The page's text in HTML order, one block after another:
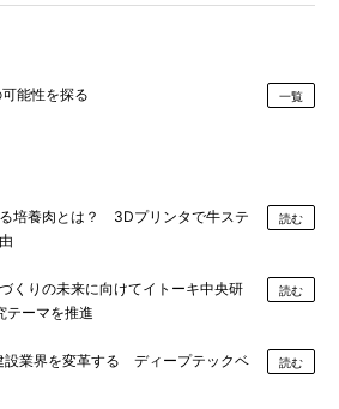
能性を探る 一覧
培養肉とは？ 3Dプリンタで牛ステ
読む
くりの未来に向けてイトーキ中央研
テーマを推進
読む
設業界を変革する ディープテックベ
読む